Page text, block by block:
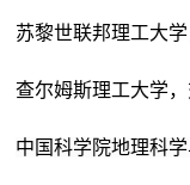
苏黎世联邦理工大学
查尔姆斯理工大学
中国科学院地理科